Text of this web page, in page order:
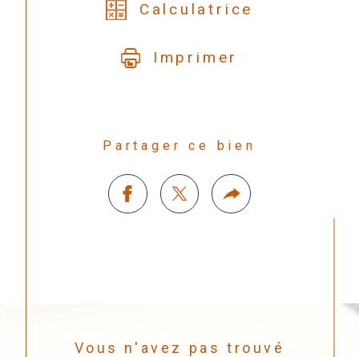
Calculatrice
Imprimer
Partager ce bien
Vous n'avez pas trouvé